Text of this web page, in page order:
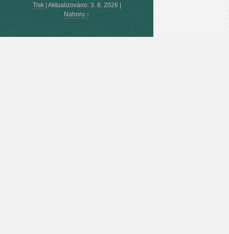
Tisk| Aktualizováno: 3. 8. 2026
Nahoru ↑